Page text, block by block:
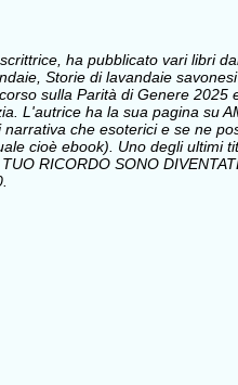
ha pubblicato vari libri
Storie di lavandaie
sulla Parità di Genere 2025
L'autrice ha la sua pagina su
che esoterici e se ne
cioè ebook). Uno degli ultimi
RICORDO SONO